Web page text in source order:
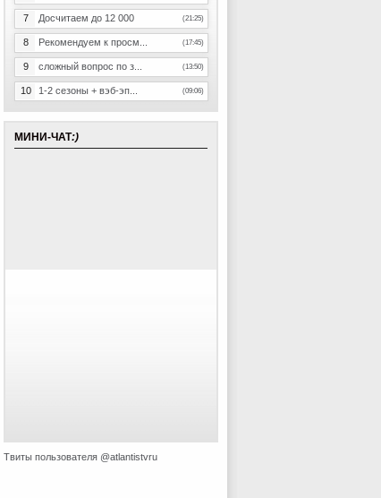
7 Досчитаем до 12 000 (21:25)
8 Рекомендуем к просм... (17:45)
9 сложный вопрос по з... (13:50)
10 1-2 сезоны + вэб-эп... (09:06)
МИНИ-ЧАТ:)
Твиты пользователя @atlantistvru